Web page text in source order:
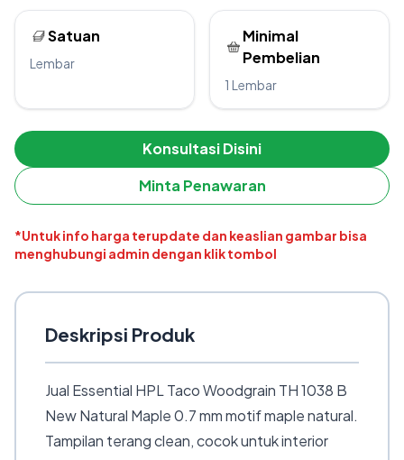
Satuan
Lembar
Minimal
Pembelian
1 Lembar
Konsultasi Disini
Minta Penawaran
*Untuk info harga terupdate dan keaslian gambar bisa
menghubungi admin dengan klik tombol
Deskripsi Produk
Jual Essential HPL Taco Woodgrain TH 1038 B
New Natural Maple 0.7 mm motif maple natural.
Tampilan terang clean, cocok untuk interior